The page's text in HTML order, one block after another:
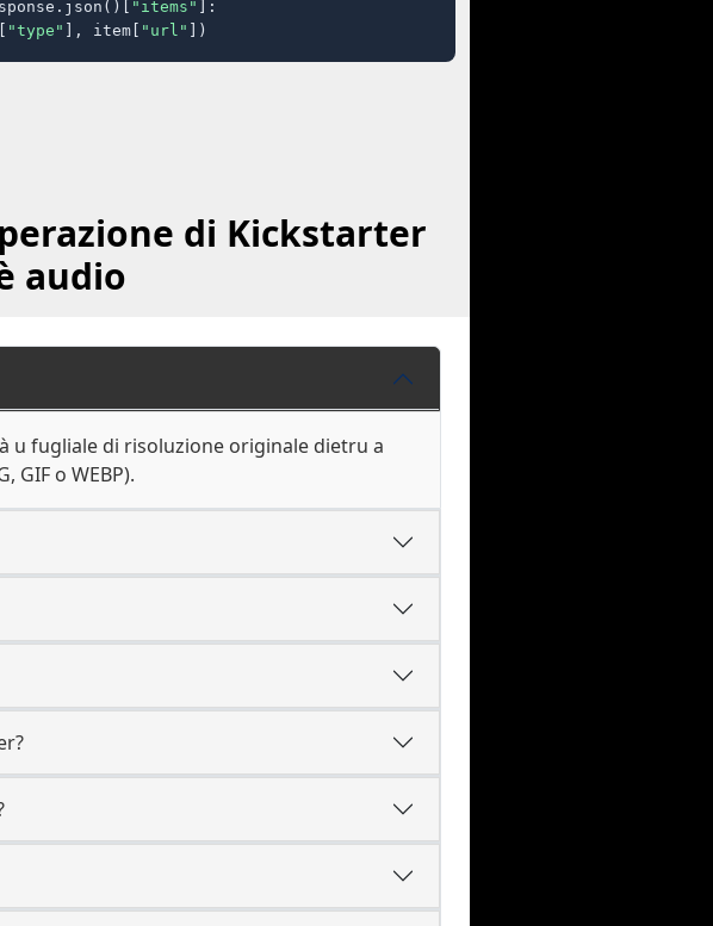
"items" ]:
"type" ], item[ "url" ])
di Kickstarter
audio
u fugliale di risoluzione originale dietru a
GIF o WEBP).